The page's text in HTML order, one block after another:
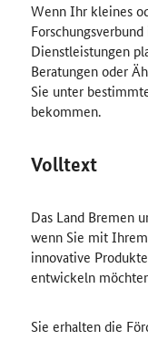
Wenn Ihr kleines
Dienstleistungen
Beratungen oder
Sie unter
bekommen.
Volltext
Das Land Bremen
wenn Sie mit
innovative
entwickeln
Sie erhalten die